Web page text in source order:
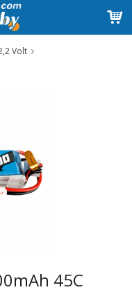
Volt
45C